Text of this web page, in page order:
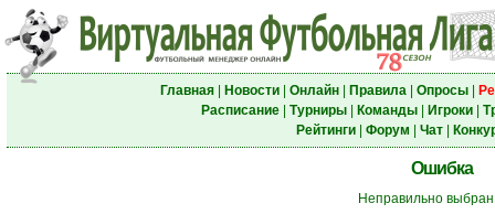
Главная| Новости| Онлайн| Правила| Опросы|
Расписание| Турниры| Команды| Игроки|
Рейтинги| Форум Чат|
Ошибка
Неправильно